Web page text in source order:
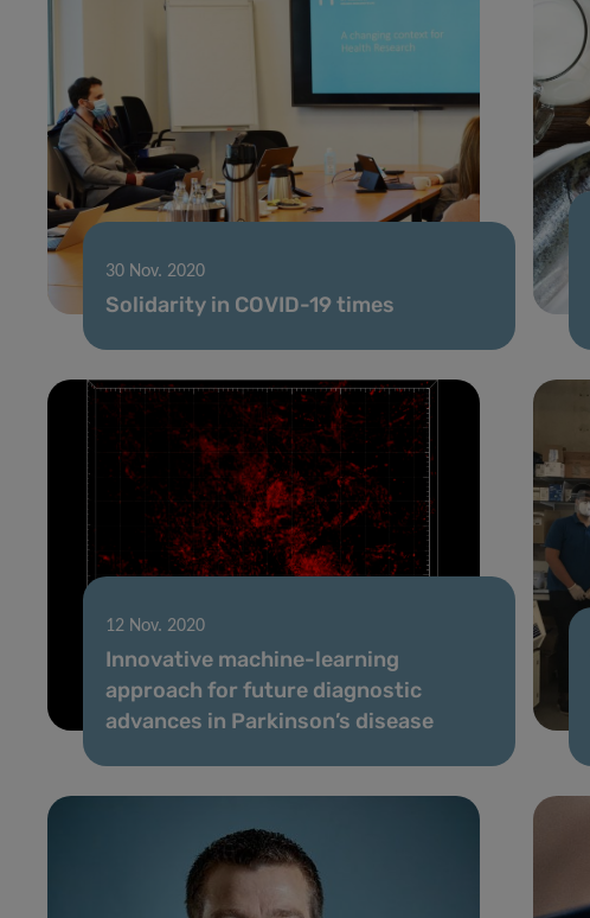
30 Nov. 2020
Solidarity in COVID-19 times
12 Nov. 2020
Innovative machine-learning
approach for future diagnostic
advances in Parkinson’s disease